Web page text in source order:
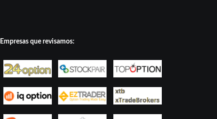
Empresas que revisamos: